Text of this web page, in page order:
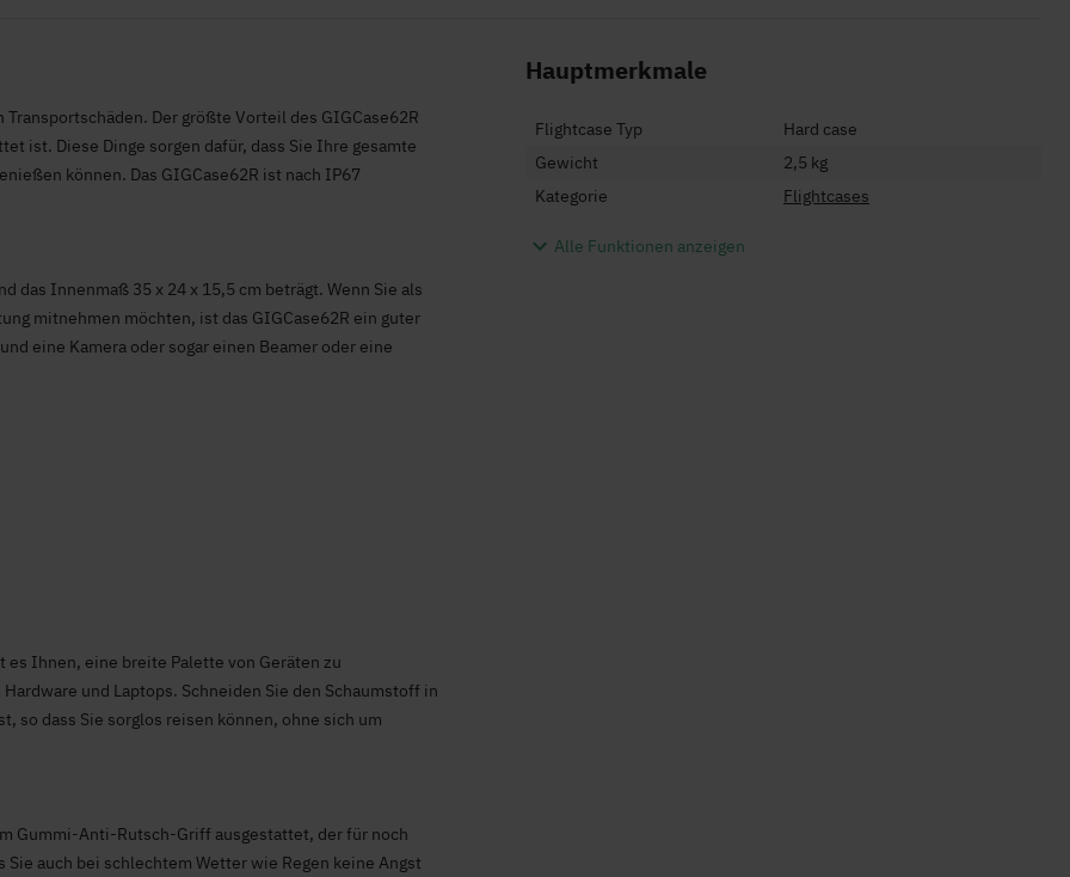
Der größte Vorteil des GIGCase62R
ist. Diese Dinge sorgen dafür, dass Sie Ihre gesamte
können. Das GIGCase62R ist nach IP67
das Innenmaß 35 x 24 x 15,5 cm beträgt. Wenn Sie als
mitnehmen möchten, ist das GIGCase62R ein guter
eine Kamera oder sogar einen Beamer oder eine
es Ihnen, eine breite Palette von Geräten zu
und Laptops. Schneiden Sie den Schaumstoff in
so dass Sie sorglos reisen können, ohne sich um
Gummi-Anti-Rutsch-Griff ausgestattet, der für noch
auch bei schlechtem Wetter wie Regen keine Angst
Hauptmerkmale
Flightcase Typ
Hard case
Gewicht
2,5 kg
Kategorie
Flightcases
Alle Funktionen anzeigen